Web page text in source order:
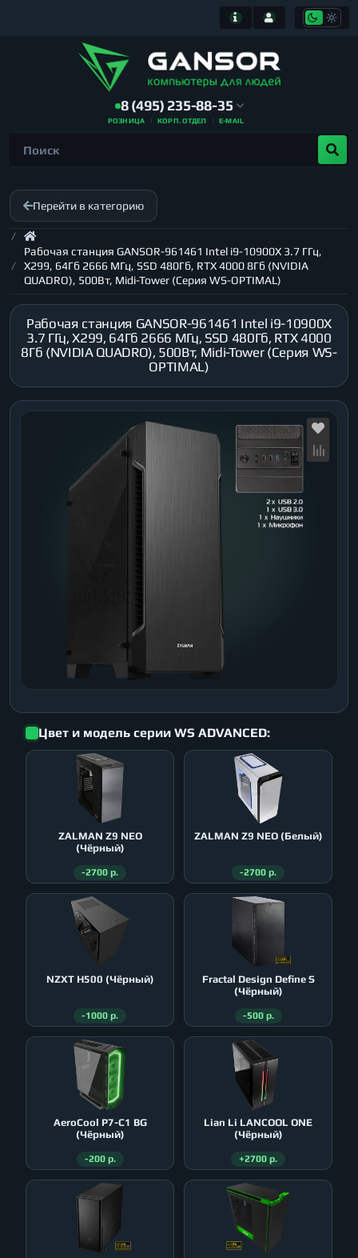
8 (495) 235-88-35
РОЗНИЦА КОРП. ОТДЕЛ E-MAIL
Перейти в категорию
Рабочая станция GANSOR-961461 Intel i9-10900X 3.7 ГГц,
X299, 64Гб 2666 МГц, SSD 480Гб, RTX 4000 8Гб (NVIDIA
QUADRO), 500Вт, Midi-Tower (Серия WS-OPTIMAL)
Рабочая станция GANSOR-961461 Intel i9-10900X
3.7 ГГц, X299, 64Гб 2666 МГц, SSD 480Гб, RTX 4000
8Гб (NVIDIA QUADRO), 500Вт, Midi-Tower (Серия WS-
OPTIMAL)
Цвет и модель серии WS ADVANCED:
ZALMAN Z9 NEO
(Чёрный)
-2700 р.
ZALMAN Z9 NEO (Белый)
-2700 р.
NZXT H500 (Чёрный)
-1000 р.
Fractal Design Define S
(Чёрный)
-500 р.
AeroСool P7-C1 BG
(Чёрный)
-200 р.
Lian Li LANCOOL ONE
(Чёрный)
+2700 р.